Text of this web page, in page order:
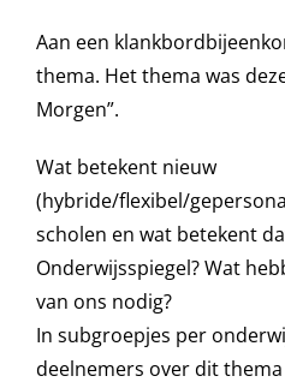
Aan een
thema. Het thema was
Morgen”.
Wat betekent nieuw
(hybride/flexibel/
scholen en wat betekent
Onderwijsspiegel? Wat
van ons nodig?
In subgroepjes per
deelnemers over dit